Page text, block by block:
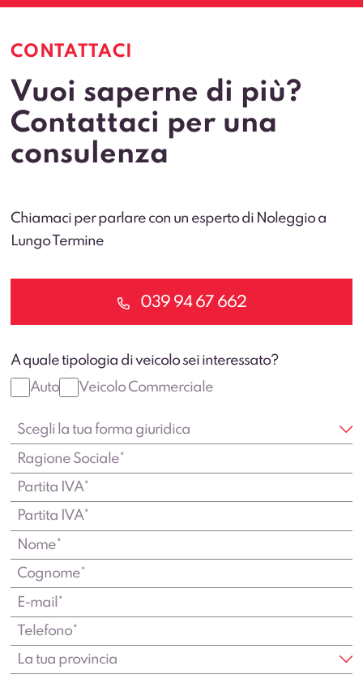
CONTATTACI
Vuoi saperne di più?
Contattaci per una
consulenza
Chiamaci per parlare con un esperto di Noleggio a
Lungo Termine
039 94 67 662
A quale tipologia di veicolo sei interessato?
Auto
Veicolo Commerciale